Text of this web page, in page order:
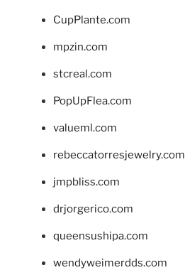
CupPlante.com
mpzin.com
stcreal.com
PopUpFlea.com
valueml.com
rebeccatorresjewelry.com
jmpbliss.com
drjorgerico.com
queensushipa.com
wendyweimerdds.com